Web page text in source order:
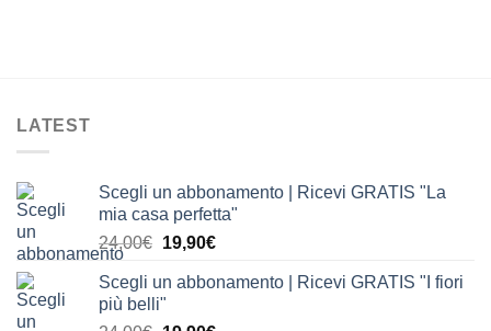
LATEST
Scegli un abbonamento | Ricevi GRATIS "La
mia casa perfetta"
24,00€ Il
originale
19,90€Il
attuale
Scegli un abbonamento | Ricevi GRATIS "I fiori
più belli"